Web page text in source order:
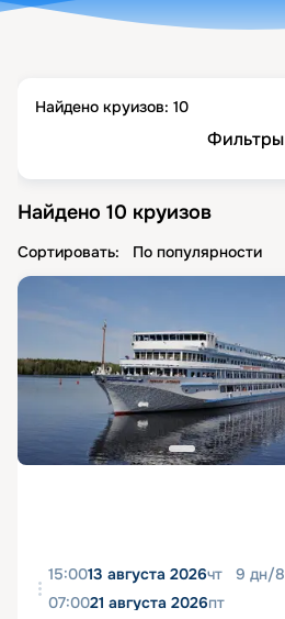
Найдено круизов: 10
Фильтры
Найдено 10 круизов
Сортировать: По популярности
15:0013 августа 2026чт 9 дн/8
07:0021 августа 2026пт